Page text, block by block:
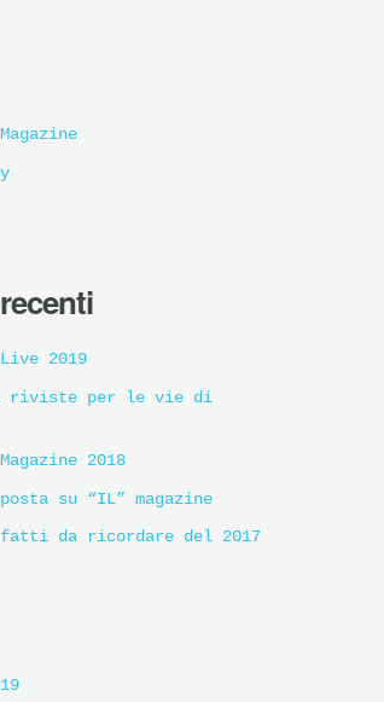
2019
riviste per le vie di
2018
su “IL” magazine
da ricordare del 2017